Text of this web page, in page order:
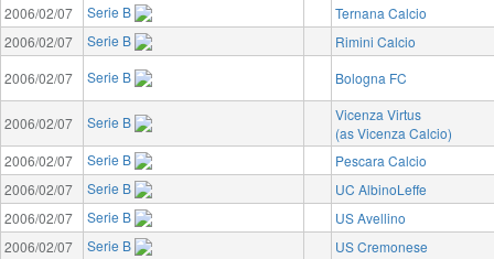
2006/02/07
Serie B
Ternana Calcio
2006/02/07
Serie B
Rimini Calcio
2006/02/07
Serie B Bologna FC
2006/02/07 Serie B
Vicenza Virtus
(as Vicenza Calcio)
2006/02/07
Serie B
Pescara Calcio
2006/02/07
Serie B
UC AlbinoLeffe
2006/02/07
Serie B
US Avellino
2006/02/07
Serie B
US Cremonese